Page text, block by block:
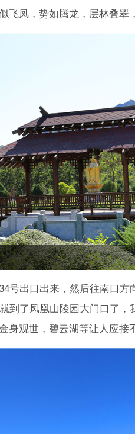
飞凤，势如腾龙，层林叠翠
号出口出来，然后往南口
到了凤凰山陵园大门口了
身观世，碧云湖等让人应接